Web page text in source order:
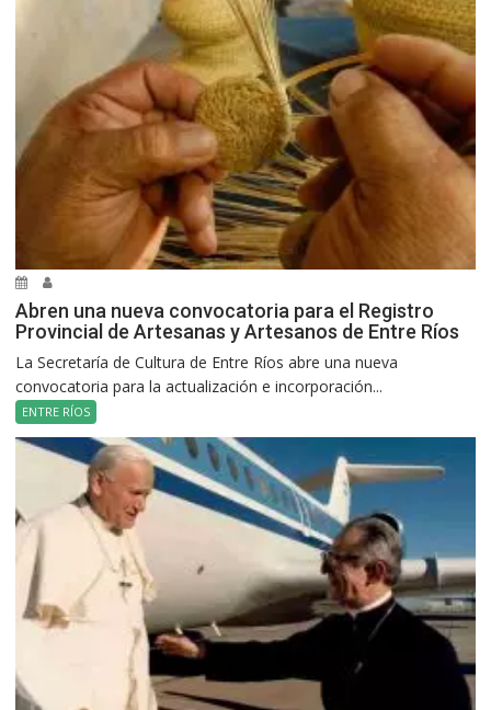
Abren una nueva convocatoria para el Registro
Provincial de Artesanas y Artesanos de Entre Ríos
La Secretaría de Cultura de Entre Ríos abre una nueva
convocatoria para la actualización e incorporación...
ENTRE RÍOS